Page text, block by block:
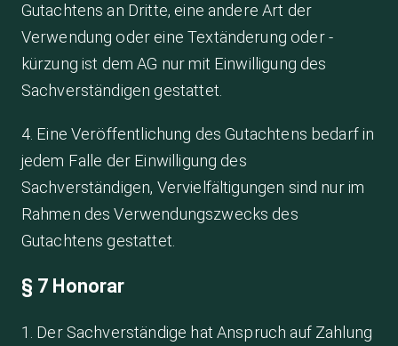
Gutachtens an Dritte, eine andere Art der
Verwendung oder eine Textänderung oder -
kürzung ist dem AG nur mit Einwilligung des
Sachverständigen gestattet.
4. Eine Veröffentlichung des Gutachtens bedarf in
jedem Falle der Einwilligung des
Sachverständigen, Vervielfältigungen sind nur im
Rahmen des Verwendungszwecks des
Gutachtens gestattet.
§ 7 Honorar
1. Der Sachverständige hat Anspruch auf Zahlung